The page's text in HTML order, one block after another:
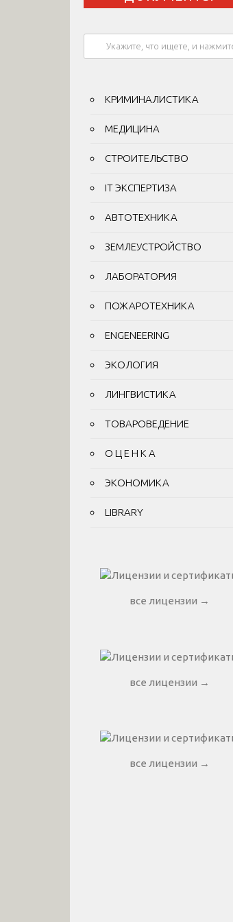
КРИМИНАЛИСТИКА
МЕДИЦИНА
СТРОИТЕЛЬСТВО
IT ЭКСПЕРТИЗА
АВТОТЕХНИКА
ЗЕМЛЕУСТРОЙСТВО
ЛАБОРАТОРИЯ
ПОЖАРОТЕХНИКА
ENGENEERING
ЭКОЛОГИЯ
ЛИНГВИСТИКА
ТОВАРОВЕДЕНИЕ
О Ц Е Н К А
ЭКОНОМИКА
LIBRARY
все лицензии →
все лицензии →
все лицензии →